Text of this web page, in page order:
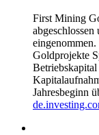
First Mining
Goldprojekte
Jahresbeginn